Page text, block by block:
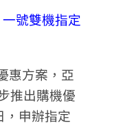
號雙機指定
惠方案，亞
推出購機優
，申辦指定